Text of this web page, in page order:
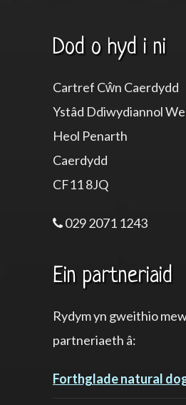
Dod o hyd i ni
Cartref Cŵn Caerdydd
Ystâd Ddiwydiannol
Heol Penarth
Caerdydd
CF11 8JQ
029 2071 1243
Ein partneriaid
Rydym yn gweithio
partneriaeth â:
Forthglade natural